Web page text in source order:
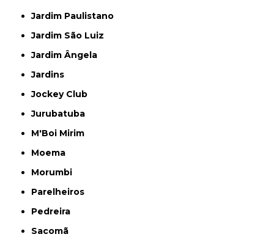
Jardim Paulistano
Jardim São Luiz
Jardim Ângela
Jardins
Jockey Club
Jurubatuba
M'Boi Mirim
Moema
Morumbi
Parelheiros
Pedreira
Sacomã